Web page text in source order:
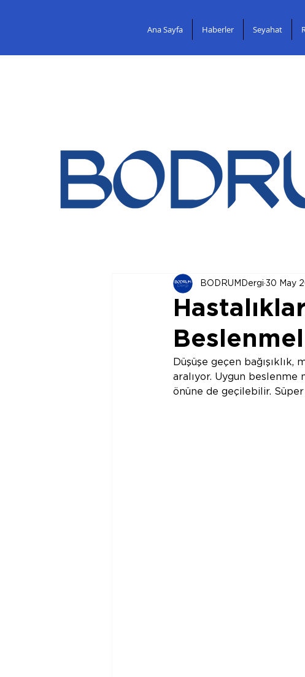
Ana Sayfa Haberler Seyahat
BODRUMDergi 30 May
Düşüşe geçen
aralıyor. Uygun beslenme
önüne de geçilebilir.